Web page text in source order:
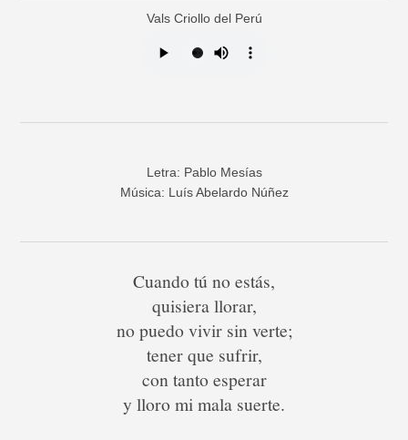
Vals Criollo del Perú
Letra: Pablo Mesías
Música: Luís Abelardo Núñez
Cuando tú no estás,
quisiera llorar,
no puedo vivir sin verte;
tener que sufrir,
con tanto esperar
y lloro mi mala suerte.